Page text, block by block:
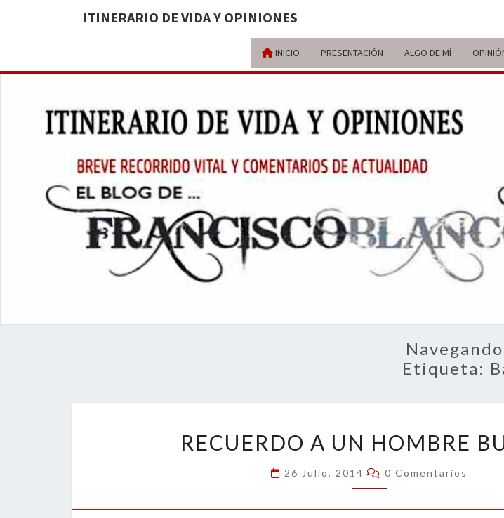
ITINERARIO DE VIDA Y OPINIONES
INICIO PRESENTACIÓN ALGO DE MÍ
Etiqueta:
A
UN
HOMBRE
BUENO
RECUERDO A UN HOMBRE
26 Julio, 2014 Comentarios
0 Comentarios